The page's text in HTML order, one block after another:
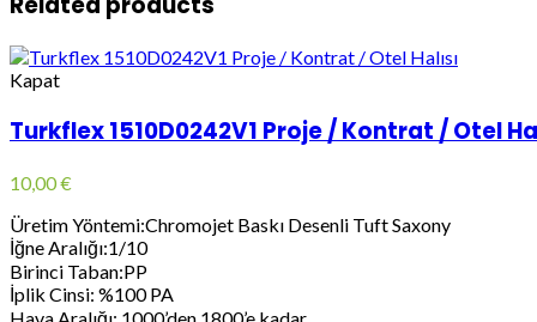
Kapat
Turkflex 1510D0242V1 Proje / Kontrat / Otel
10,00€
Üretim Yöntemi:Chromojet Baskı Desenli Tuft Saxony
İğne Aralığı:1/10
Birinci Taban:PP
İplik Cinsi: %100 PA
Hava Aralığı: 1000’den 1800’e kadar